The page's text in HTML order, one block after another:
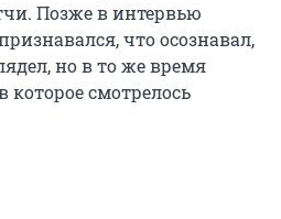
Позже в интервью
что осознавал,
но в то же время
которое смотрелось